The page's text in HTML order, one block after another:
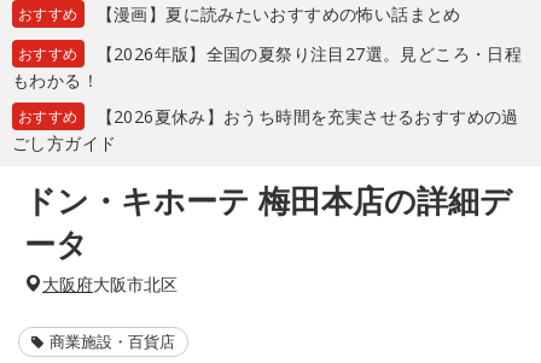
おすすめ 【漫画】夏に読みたいおすすめの怖い話まとめ
おすすめ
【2026年版】全国の夏祭り注目27選。見どころ・日程
もわかる！
おすすめ
【2026夏休み】おうち時間を充実させるおすすめの過
ごし方ガイド
ドン・キホーテ 梅田本店の詳細デ
ータ
大阪府大阪市北区
商業施設・百貨店